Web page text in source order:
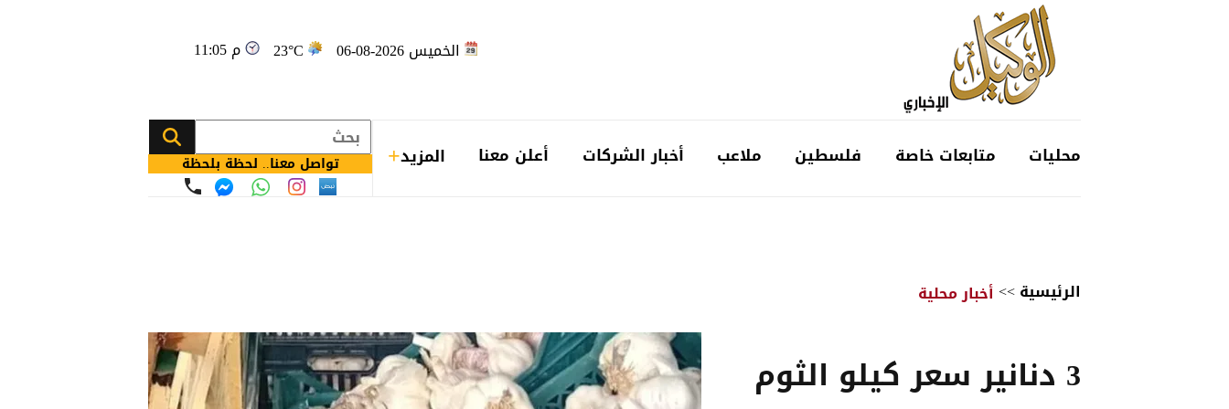
الخميس 2026-08-06 23°C 11:05 م
محليات متابعات خاصة فلسطين ملاعب أخبار الشركات أعلن معنا المزيد تواصل معنا.. لحظة بلحظة
الرئيسية>>أخبار محلية
3 دنانير سعر كيلو الثوم